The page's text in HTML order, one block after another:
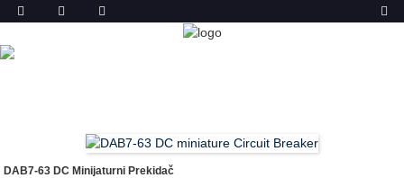
PROIZVODA
DOM
DAB7-63 DC Minijaturni Prekidač